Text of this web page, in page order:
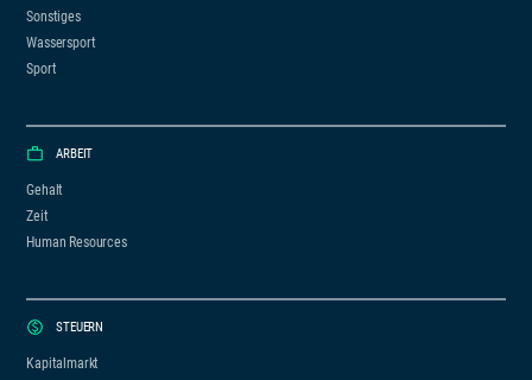
Sonstiges
Wassersport
Sport
ARBEIT
Gehalt
Zeit
Human Resources
STEUERN
Kapitalmarkt